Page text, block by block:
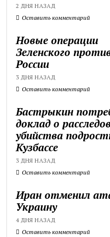
2 ДНЯ НАЗАД
Оставить комментарий
Новые операции
Зеленского
России
3 ДНЯ НАЗАД
Оставить комментарий
Бастрыкин
доклад о
убийства
Кузбассе
3 ДНЯ НАЗАД
Оставить комментарий
Иран отменил
Украину
4 ДНЯ НАЗАД
Оставить комментарий